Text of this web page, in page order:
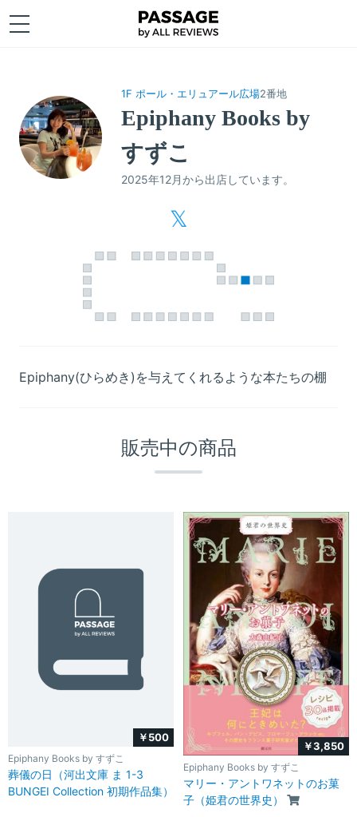
1F ポール・エリュアール広場2番地
Epiphany Books by
すずこ
2025年12月から出店しています。
Epiphany(ひらめき)を与えてくれるような本たちの棚
販売中の商品
￥500
Epiphany Books by すずこ
葬儀の日（河出文庫 ま 1-3
BUNGEI Collection 初期作品集）
￥3,850
Epiphany Books by すずこ
マリー・アントワネットのお菓
子（姫君の世界史）